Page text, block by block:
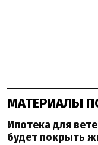
МАТЕРИАЛЫ
Ипотека для
будет покрыть